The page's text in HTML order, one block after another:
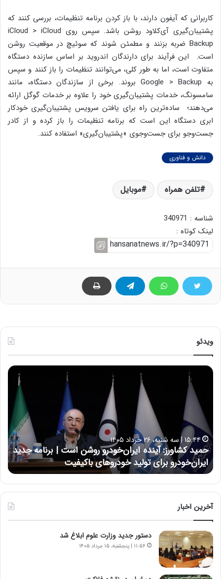
کاربرانی که آیفون دارند، با باز کردن برنامه تنظیمات، بررسی کنند که
پشتیبان‌گیری آی‌کلاود روشن باشد. سپس روی iCloud > iCloud
Backup ضربه بزنند و مطمئن شوند که سوئیچ در موقعیت روشن
است. این فرآیند برای دارندگان اندروید بر اساس سازنده دستگاه
متفاوت است، اما به طور کلی، می‌توانند تنظیمات را باز کنند و سپس
به Google > Backup بروند. برخی از سازندگان دستگاه، مانند
سامسونگ، خدمات پشتیبان‌گیری خود را علاوه بر خدمات گوگل ارائه
می‌دهند؛ ساده‌ترین راه برای یافتن سرویس پشتیبان‌گیری خودکار
ابری دستگاه این است که برنامه تنظیمات را باز کرده و از کادر
جست‌وجو برای جست‌وجوی «پشتیبان‌گیری» استفاده کنند.
دانش و فناوری
تلفن همراه موبایل
شناسه : 340971
لینک کوتاه :
ویدئو
روشن است | برنامه جدید
باکیفیت
ایران،
هیچگاه
این
جنگ،
نتوانسته
در
مقابل
۱۷:۳۹ | سه شنبه، ۲۲ اردیبهشت ۱۴۰۵
حسین علایی: در طول
نتوانسته در مقابل چنین
آخرین اخبار
دستور جدید وزارت علوم ابلاغ شد
۱۱:۵۶ | پنجشنبه، ۱۵ مرداد ۱۴۰۵